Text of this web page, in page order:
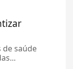
de saúde